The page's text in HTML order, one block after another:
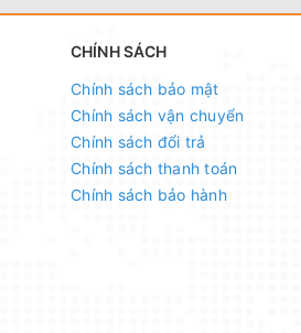
CHÍNH SÁCH
Chính sách bảo mật
Chính sách vận chuyển
Chính sách đổi trả
Chính sách thanh toán
Chính sách bảo hành